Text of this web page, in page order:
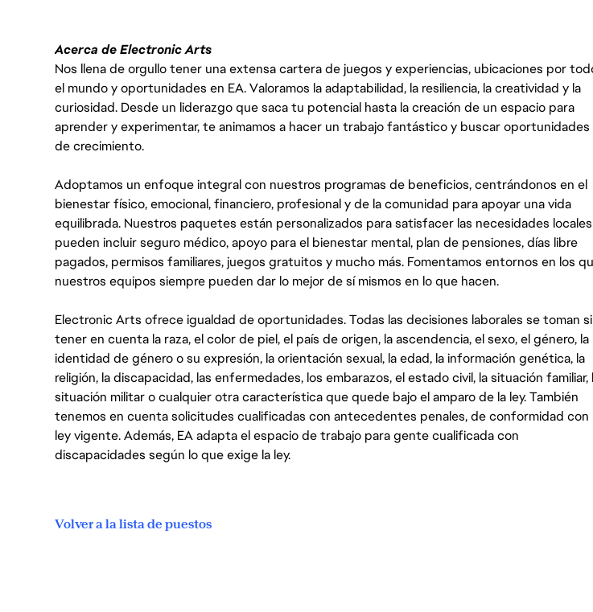
Acerca de Electronic Arts
Nos llena de orgullo tener una extensa cartera de juegos y experiencias, ubicaciones por
el mundo y oportunidades en EA. Valoramos la adaptabilidad, la resiliencia, la creatividad y la
curiosidad. Desde un liderazgo que saca tu potencial hasta la creación de un espacio para
aprender y experimentar, te animamos a hacer un trabajo fantástico y buscar oportunidades
de crecimiento.
Adoptamos un enfoque integral con nuestros programas de beneficios, centrándonos en el
bienestar físico, emocional, financiero, profesional y de la comunidad para apoyar una vida
equilibrada. Nuestros paquetes están personalizados para satisfacer las necesidades
pueden incluir seguro médico, apoyo para el bienestar mental, plan de pensiones, días libre
pagados, permisos familiares, juegos gratuitos y mucho más. Fomentamos entornos en los
nuestros equipos siempre pueden dar lo mejor de sí mismos en lo que hacen.
Electronic Arts ofrece igualdad de oportunidades. Todas las decisiones laborales se toman
tener en cuenta la raza, el color de piel, el país de origen, la ascendencia, el sexo, el género, la
identidad de género o su expresión, la orientación sexual, la edad, la información genética, la
religión, la discapacidad, las enfermedades, los embarazos, el estado civil, la situación familiar,
situación militar o cualquier otra característica que quede bajo el amparo de la ley. También
tenemos en cuenta solicitudes cualificadas con antecedentes penales, de conformidad con
ley vigente. Además, EA adapta el espacio de trabajo para gente cualificada con
discapacidades según lo que exige la ley.
Volver a la lista de puestos